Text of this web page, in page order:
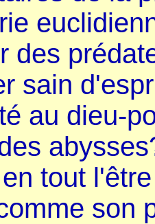
des
sain
au dieu-
tout
son